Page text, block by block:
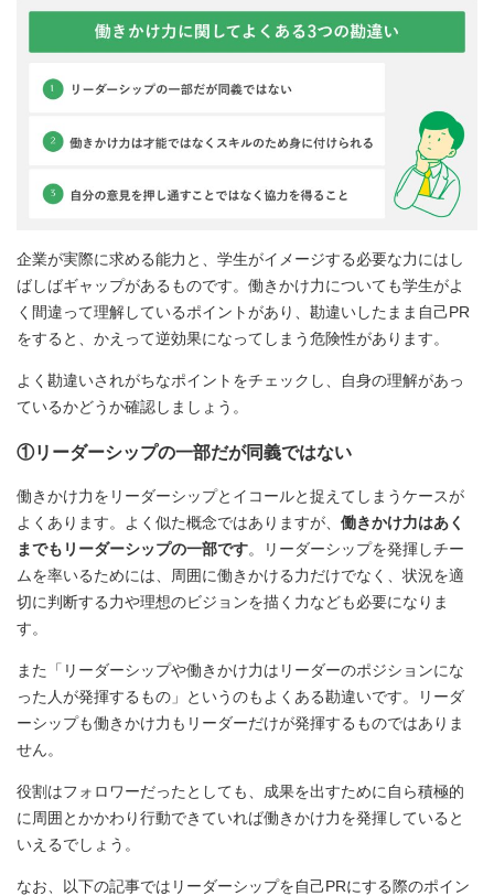
企業が実際に求める能力と、学生がイメージする必要な力にはし
ばしばギャップがあるものです。働きかけ力についても学生がよ
く間違って理解しているポイントがあり、勘違いしたまま自己PR
をすると、かえって逆効果になってしまう危険性があります。
よく勘違いされがちなポイントをチェックし、自身の理解があっ
ているかどうか確認しましょう。
①リーダーシップの一部だが同義ではない
働きかけ力をリーダーシップとイコールと捉えてしまうケースが
よくあります。よく似た概念ではありますが、 働きかけ力はあく
までもリーダーシップの一部です。リーダーシップを発揮しチー
ムを率いるためには、周囲に働きかける力だけでなく、状況を適
切に判断する力や理想のビジョンを描く力なども必要になりま
す。
また「リーダーシップや働きかけ力はリーダーのポジションにな
った人が発揮するもの」というのもよくある勘違いです。リーダ
ーシップも働きかけ力もリーダーだけが発揮するものではありま
せん。
役割はフォロワーだったとしても、成果を出すために自ら積極的
に周囲とかかわり行動できていれば働きかけ力を発揮していると
いえるでしょう。
なお、以下の記事ではリーダーシップを自己PRにする際のポイン